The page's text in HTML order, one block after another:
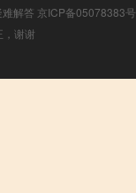
难解答 京ICP备05078383号
谢谢